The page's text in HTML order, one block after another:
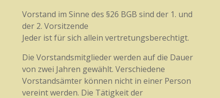
Vorstand im Sinne des §26 BGB sind der 1. und
der 2. Vorsitzende
Jeder ist für sich allein vertretungsberechtigt.
Die Vorstandsmitglieder werden auf die Dauer
von zwei Jahren gewählt. Verschiedene
Vorstandsämter können nicht in einer Person
vereint werden. Die Tätigkeit der